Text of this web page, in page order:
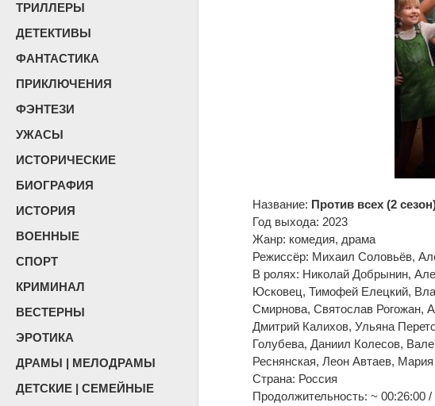
ТРИЛЛЕРЫ
ДЕТЕКТИВЫ
ФАНТАСТИКА
ПРИКЛЮЧЕНИЯ
ФЭНТЕЗИ
УЖАСЫ
ИСТОРИЧЕСКИЕ
БИОГРАФИЯ
ИСТОРИЯ
ВОЕННЫЕ
СПОРТ
КРИМИНАЛ
ВЕСТЕРНЫ
ЭРОТИКА
ДРАМЫ | МЕЛОДРАМЫ
ДЕТСКИЕ | СЕМЕЙНЫЕ
Название: Против всех (2
Год выхода: 2023
Жанр: комедия, драма
Режиссёр: Михаил Соловьёв,
В ролях: Николай Добрынин,
Юсковец, Тимофей Елецкий,
Смирнова, Святослав Рогожан,
Дмитрий Калихов, Ульяна
Голубева, Даниил Колесов,
Реснянская, Леон Автаев,
Страна: Россия
Продолжительность: ~ 00:26:00 /